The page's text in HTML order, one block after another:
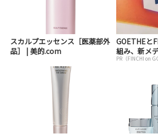
スカルプエッセンス［医薬部外
品］ | 美的.com
GOETHEと
組み、新メ
PR（FINCHI on